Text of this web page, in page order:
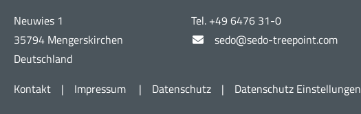
Neuwies 1
35794 Mengerskirchen
Deutschland
Tel. +49 6476 31-0
sedo@sedo-treepoint.com
Kontakt | Impressum | Datenschutz | Datenschutz Einstellungen